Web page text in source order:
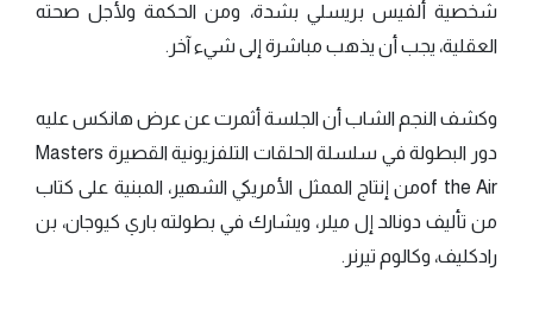
شخصية ألفيس بريسلي بشدة، ومن الحكمة ولأجل صحته
العقلية، يجب أن يذهب مباشرة إلى شيء آخر.
وكشف النجم الشاب أن الجلسة أثمرت عن عرض هانكس عليه
دور البطولة في سلسلة الحلقات التلفزيونية القصيرة Masters
of the Airمن إنتاج الممثل الأمريكي الشهير، المبنية على كتاب
من تأليف دونالد إل ميلر، ويشارك في بطولته باري كيوجان، بن
رادكليف، وكالوم تيرنر.